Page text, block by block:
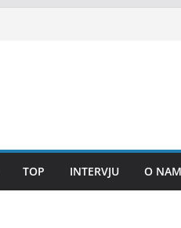
TOP INTERVJU O